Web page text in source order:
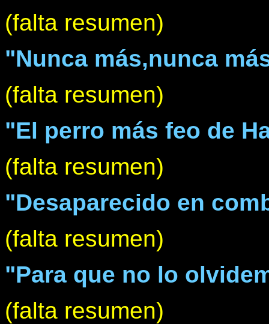
(falta resumen)
"Nunca más,nunca
(falta resumen)
"El perro más feo de
(falta resumen)
"Desaparecido en
(falta resumen)
"Para que no lo
(falta resumen)